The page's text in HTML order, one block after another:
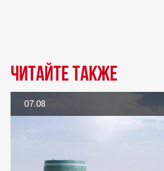
Читайте также
07.08